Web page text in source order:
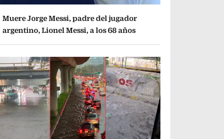
Muere Jorge Messi, padre del jugador
argentino, Lionel Messi, a los 68 años